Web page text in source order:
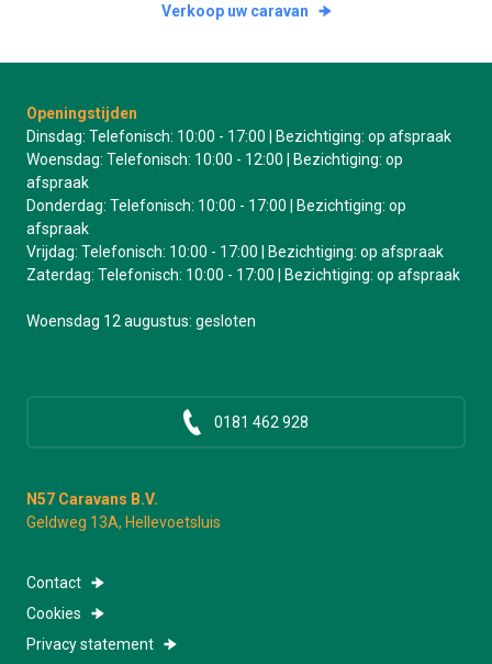
Verkoop uw caravan
Openingstijden
Dinsdag: Telefonisch: 10:00 - 17:00 | Bezichtiging: op afspraak
Woensdag: Telefonisch: 10:00 - 12:00 | Bezichtiging: op
afspraak
Donderdag: Telefonisch: 10:00 - 17:00 | Bezichtiging: op
afspraak
Vrijdag: Telefonisch: 10:00 - 17:00 | Bezichtiging: op afspraak
Zaterdag: Telefonisch: 10:00 - 17:00 | Bezichtiging: op afspraak
Woensdag 12 augustus: gesloten
0181 462 928
N57 Caravans B.V.
Geldweg 13A, Hellevoetsluis
Contact
Cookies
Privacy statement